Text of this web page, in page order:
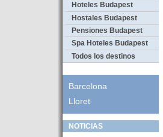
Hoteles Budapest
Hostales Budapest
Pensiones Budapest
Spa Hoteles Budapest
Todos los destinos
Barcelona
Lloret
NOTICIAS